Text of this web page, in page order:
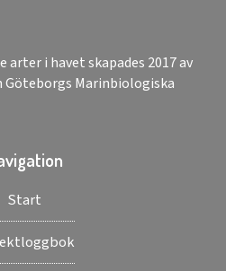
i havet skapades 2017 av
Göteborgs Marinbiologiska
Start